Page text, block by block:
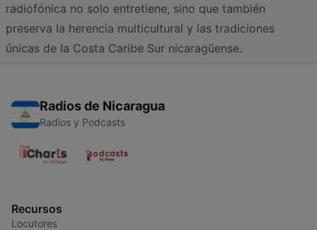
radiofónica no solo entretiene, sino que también
preserva la herencia multicultural y las tradiciones
únicas de la Costa Caribe Sur nicaragüense.
Radios de Nicaragua
Radios y Podcasts
Recursos
Locutores